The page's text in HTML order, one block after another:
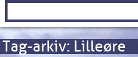
Søg
Tag-arkiv: Lilleøre